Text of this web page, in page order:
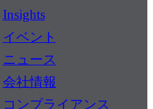
Insights
イベント
ニュース
会社情報
コンプライアンス